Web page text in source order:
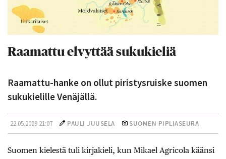
Raamattu elvyttää sukukieliä
Raamattu-hanke on ollut piristysruiske suomen
sukukielille Venäjällä.
22.05.2009 21:07 PAULI JUUSELA SUOMEN PIPLIASEURA
Suomen kielestä tuli kirjakieli, kun Mikael Agricola käänsi